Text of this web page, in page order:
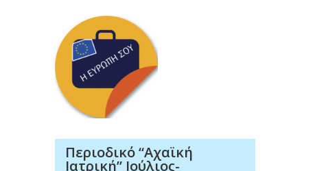
Περιοδικό “Αχαϊκή
Ιατρική” Ιούλιος-